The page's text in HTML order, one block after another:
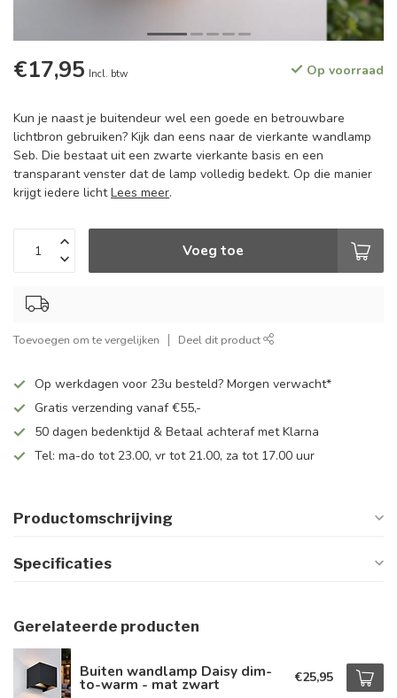
€17,95 Incl. btw Op voorraad
Kun je naast je buitendeur wel een goede en betrouwbare
lichtbron gebruiken? Kijk dan eens naar de vierkante wandlamp
Seb. Die bestaat uit een zwarte vierkante basis en een
transparant venster dat de lamp volledig bedekt. Op die manier
krijgt iedere lichtLees meer.
Voeg toe
Toevoegen om te vergelijken Deel dit product
Op werkdagen voor 23u besteld? Morgen verwacht*
Gratis verzending vanaf €55,-
50 dagen bedenktijd & Betaal achteraf met Klarna
Tel: ma-do tot 23.00, vr tot 21.00, za tot 17.00 uur
Productomschrijving
Specificaties
Gerelateerde producten
Buiten wandlamp Daisy dim-
to-warm - mat zwart €25,95